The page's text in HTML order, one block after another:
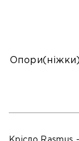
Опори(ніжки)